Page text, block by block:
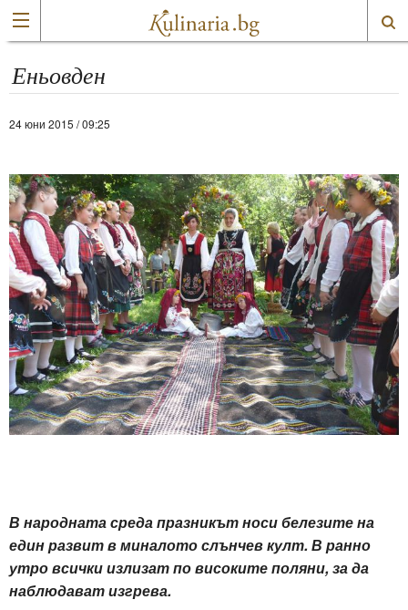
Еньовден
24 юни 2015 / 09:25
В народната среда празникът носи белезите на
един развит в миналото слънчев култ. В ранно
утро всички излизат по високите поляни, за да
наблюдават изгрева.